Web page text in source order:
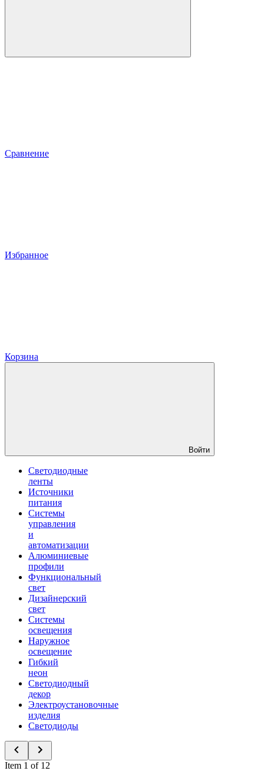
Сравнение
Избранное
Корзина
Войти
Светодиодные
ленты
Источники
питания
Системы
управления
и
автоматизации
Алюминиевые
профили
Функциональный
свет
Дизайнерский
свет
Системы
освещения
Наружное
освещение
Гибкий
неон
Светодиодный
декор
Электроустановочные
изделия
Светодиоды
Item 1 of 12